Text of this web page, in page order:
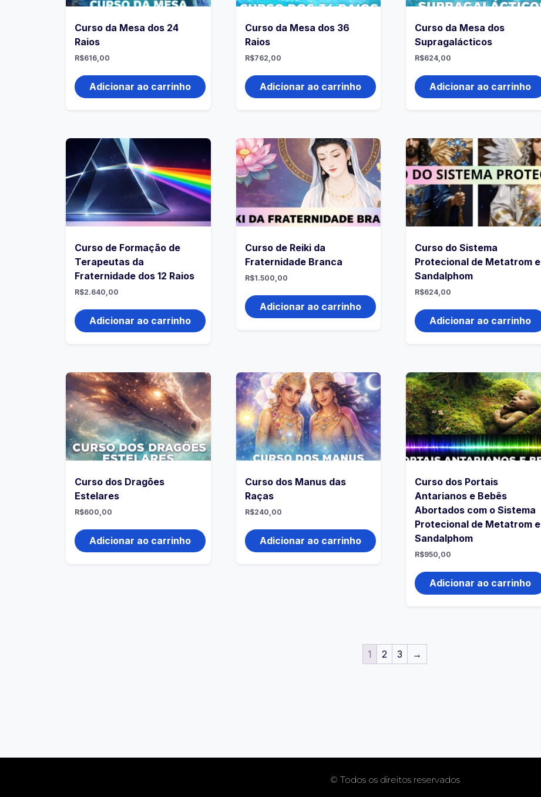
Curso da Mesa dos 24
Raios
R$616,00
Adicionar ao carrinho
Curso da Mesa dos 36
Raios
R$762,00
Adicionar ao carrinho
Curso da Mesa dos
Supragalácticos
R$624,00
Adicionar ao carrinho
Curso de Formação de
Terapeutas da
Fraternidade dos 12 Raios
R$2.640,00
Adicionar ao carrinho
Curso de Reiki da
Fraternidade Branca
R$1.500,00
Adicionar ao carrinho
Curso do Sistema
Protecional de Metatrom e
Sandalphom
R$624,00
Adicionar ao carrinho
Curso dos Dragões
Estelares
R$600,00
Adicionar ao carrinho
Curso dos Manus das
Raças
R$240,00
Adicionar ao carrinho
Curso dos Portais
Antarianos e Bebês
Abortados com o Sistema
Protecional de Metatrom e
Sandalphom
R$950,00
Adicionar ao carrinho
1 2 3 →
© Todos os direitos reservados